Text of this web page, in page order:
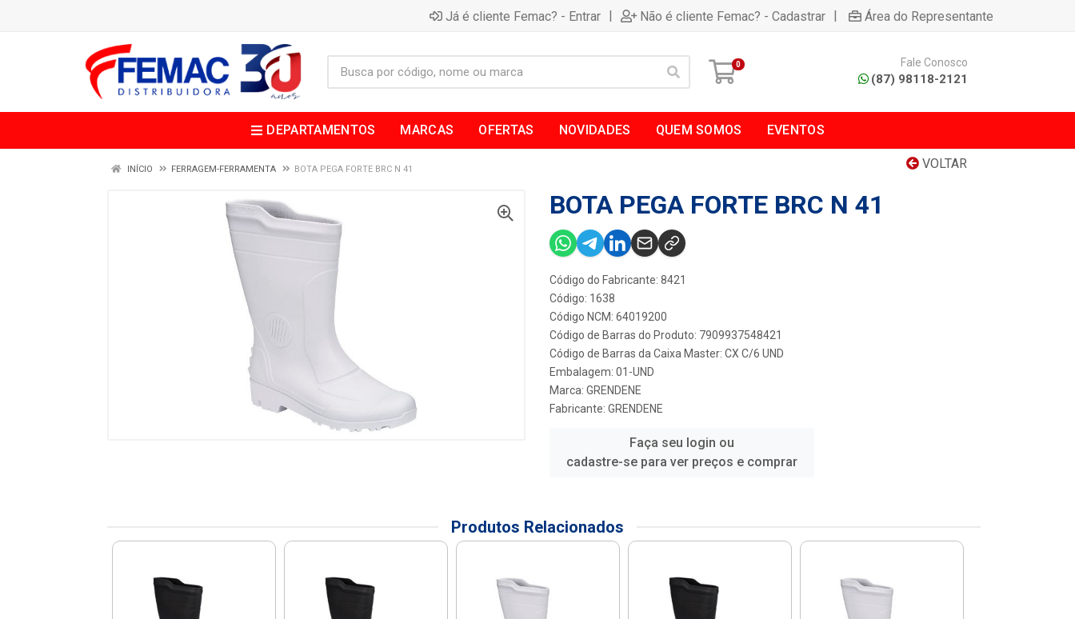
Já é cliente Femac? - Entrar | Não é cliente Femac? - Cadastrar | Área do Representante
0 Fale Conosco
(87) 98118-2121
DEPARTAMENTOS MARCAS OFERTAS NOVIDADES QUEM SOMOS EVENTOS
VOLTAR
INÍCIO FERRAGEM-FERRAMENTA BOTA PEGA FORTE BRC N 41
BOTA PEGA FORTE BRC N 41
Código do Fabricante: 8421
Código: 1638
Código NCM: 64019200
Código de Barras do Produto: 7909937548421
Código de Barras da Caixa Master: CX C/6 UND
Embalagem: 01-UND
Marca: GRENDENE
Fabricante: GRENDENE
Faça seu login ou
cadastre-se para ver preços e comprar
Produtos Relacionados